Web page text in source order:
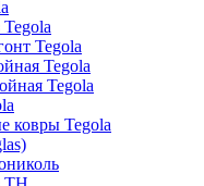
Tegola
Tegola
Tegola
ковры Tegola